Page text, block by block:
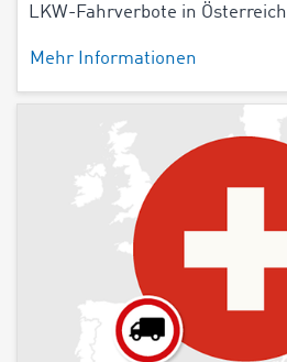
LKW-Fahrverbote in Österreich
Mehr Informationen